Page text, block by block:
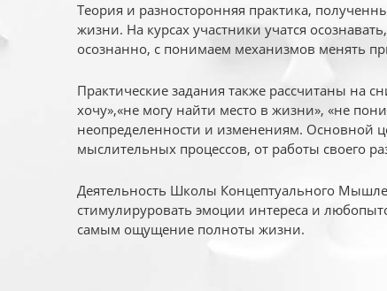
Теория и разносторонняя практика,
жизни. На курсах участники учатся
осознанно, с понимаем механизмов менять
Практические задания также рассчитаны на
хочу»,«не могу найти место в жизни», «не
неопределенности и изменениям. Основной
мыслительных процессов, от работы своего
Деятельность Школы Концептуального
стимулируровать эмоции интереса и
самым ощущение полноты жизни.